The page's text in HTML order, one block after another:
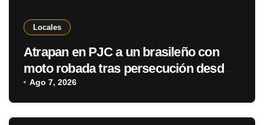
Locales
Atrapan en PJC a un brasileño con
moto robada tras persecución desde
Ponta Porã
Ago 7, 2026